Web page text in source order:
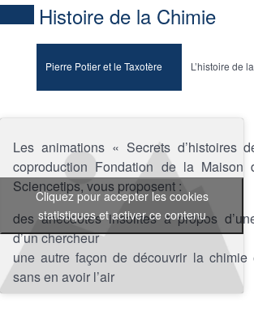
Histoire de la Chimie
Pierre Potier et le Taxotère L’histoire de
Cliquez pour accepter les cookies
statistiques et activer ce contenu
Les animations « Secrets d’histoires
coproduction Fondation de la
Sciencetips, vous proposent :
des anecdotes insolites à propos
d’un chercheur
une autre façon de découvrir la
sans en avoir l’air